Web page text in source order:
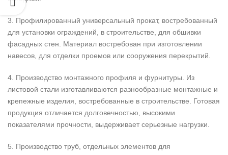
3. Профилированный универсальный прокат, востребованный
для установки ограждений, в строительстве, для обшивки
фасадных стен. Материал востребован при изготовлении
навесов, для отделки проемов или сооружения перекрытий.
4. Производство монтажного профиля и фурнитуры. Из
листовой стали изготавливаются разнообразные монтажные и
крепежные изделия, востребованные в строительстве. Готовая
продукция отличается долговечностью, высокими
показателями прочности, выдерживает серьезные нагрузки.
5. Производство труб, отдельных элементов для